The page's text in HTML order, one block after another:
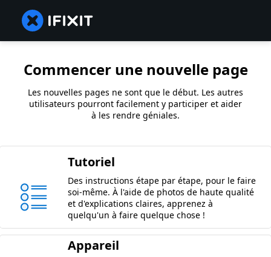
Commencer une nouvelle page
Les nouvelles pages ne sont que le début. Les autres
utilisateurs pourront facilement y participer et aider
à les rendre géniales.
Tutoriel
Des instructions étape par étape, pour le faire
soi-même. À l'aide de photos de haute qualité
et d'explications claires, apprenez à
quelqu'un à faire quelque chose !
Appareil